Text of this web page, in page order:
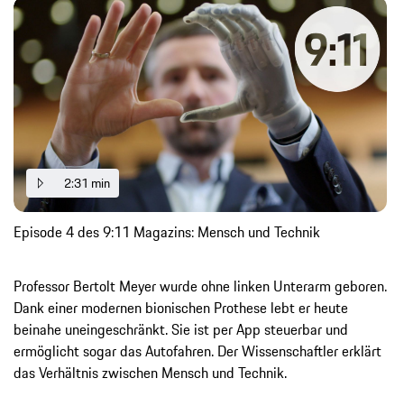
2:31 min
Episode 4 des 9:11 Magazins: Mensch und Technik
Professor Bertolt Meyer wurde ohne linken Unterarm geboren.
Dank einer modernen bionischen Prothese lebt er heute
beinahe uneingeschränkt. Sie ist per App steuerbar und
ermöglicht sogar das Autofahren. Der Wissenschaftler erklärt
das Verhältnis zwischen Mensch und Technik.